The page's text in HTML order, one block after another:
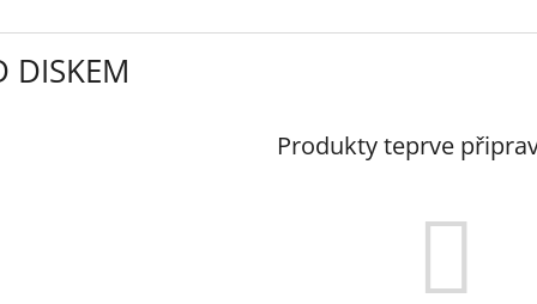
DISKEM
Produkty teprve